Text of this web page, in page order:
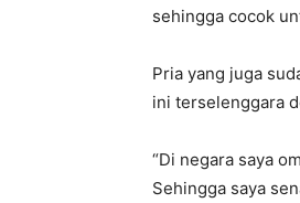
sehingga cocok
Pria yang juga
ini terselenggara
“Di negara saya
Sehingga saya